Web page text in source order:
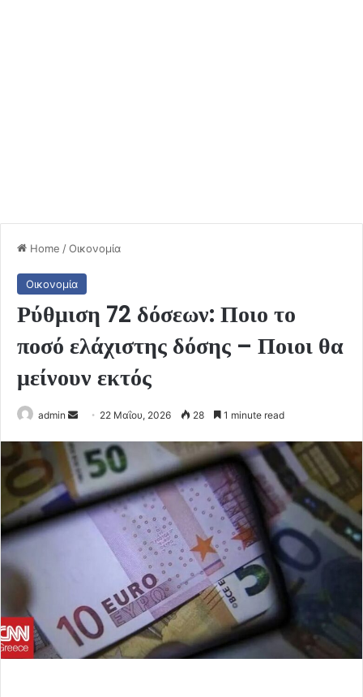
Home /Οικονομία
Οικονομία
Ρύθμιση 72 δόσεων: Ποιο το
ποσό ελάχιστης δόσης – Ποιοι θα
μείνουν εκτός
admin
Send
email
22 Μαΐου, 2026 28 1 minute read